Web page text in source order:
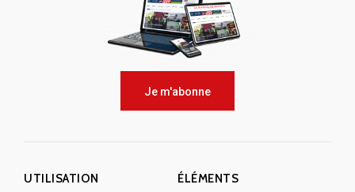
Je m'abonne
UTILISATION ÉLÉMENTS